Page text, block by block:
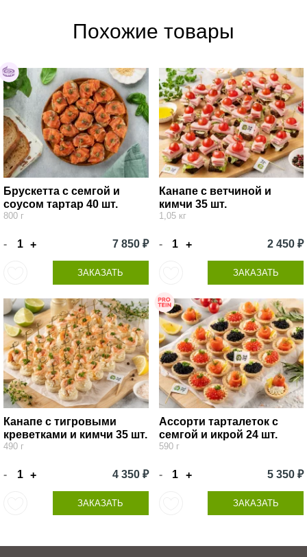
Похожие товары
Брускетта с семгой и
соусом тартар 40 шт.
800 г
- + 7 850 ₽
ЗАКАЗАТЬ
Канапе с ветчиной и
кимчи 35 шт.
1,05 кг
- + 2 450 ₽
ЗАКАЗАТЬ
Канапе с тигровыми
креветками и кимчи 35 шт.
490 г
- + 4 350 ₽
ЗАКАЗАТЬ
Ассорти тарталеток с
семгой и икрой 24 шт.
590 г
- + 5 350 ₽
ЗАКАЗАТЬ